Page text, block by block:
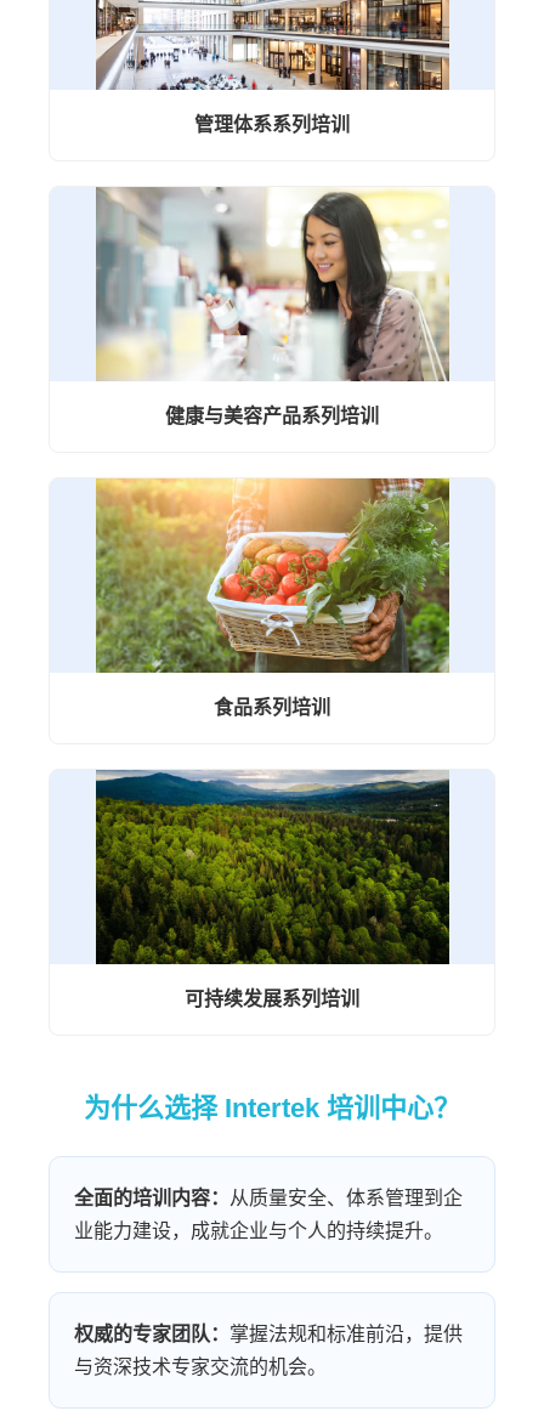
管理体系系列培训
健康与美容产品系列培训
食品系列培训
可持续发展系列培训
为什么选择 Intertek 培训中心？
全面的培训内容：
从质量安全、体系管理到企
业能力建设，成就企业与个人的持续提升。
权威的专家团队： 掌握法规和标准前沿，提供
与资深技术专家交流的机会。